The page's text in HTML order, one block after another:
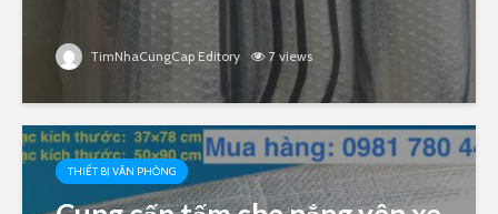
TimNhaCungCap Editory 7 views
THIẾT BỊ VĂN PHÒNG